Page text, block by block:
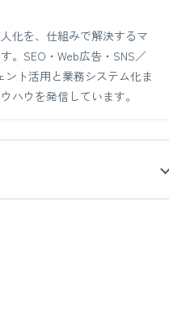
化を、仕組みで解決するマ
。SEO・Web広告・SNS／
ント活用と業務システム化ま
ハウを発信しています。